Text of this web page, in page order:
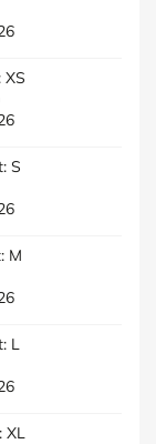
XS
S
M
L
XL